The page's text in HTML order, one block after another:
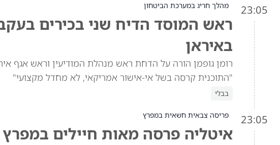
23:05 מהלך חריג במערכת הביטחון
ראש המוסד הדיח שני בכירים
באיראן
רומן גופמן הורה על הדחת ראש מנהלת המודיעין וראש אגף
"התוכנית קרסה בשל אי-אישור אמריקאי, לא מחדל מקצועי"
בבלי
23:05 פריסה צבאית חשאית במפרץ
איטליה פרסה מאות חיילים